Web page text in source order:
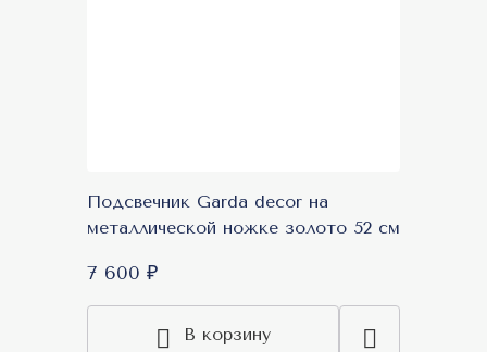
Подсвечник Garda decor на
металлической ножке золото 52 см
7 600 ₽
В корзину